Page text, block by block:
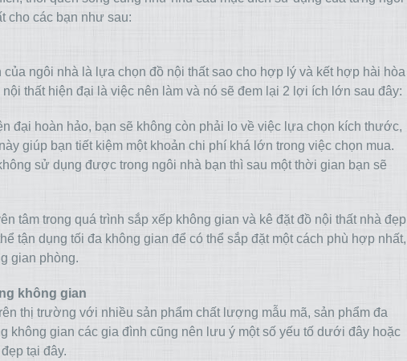
cho các bạn như sau:
ngôi nhà là lựa chọn đồ nội thất sao cho hợp lý và kết hợp hài hòa
thất hiện đại là việc nên làm và nó sẽ đem lại 2 lợi ích lớn sau đây:
đại hoàn hảo, bạn sẽ không còn phải lo về việc lựa chọn kích thước,
giúp bạn tiết kiệm một khoản chi phí khá lớn trong việc chọn mua.
sử dụng được trong ngôi nhà bạn thì sau một thời gian bạn sẽ
tâm trong quá trình sắp xếp không gian và kê đặt đồ nội thất nhà đẹp
tận dụng tối đa không gian để có thể sắp đặt một cách phù hợp nhất,
gian phòng.
không gian
thị trường với nhiều sản phẩm chất lượng mẫu mã, sản phẩm đa
không gian các gia đình cũng nên lưu ý một số yếu tố dưới đây hoặc
tại đây.